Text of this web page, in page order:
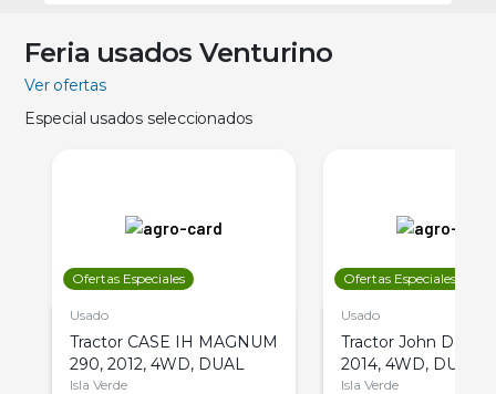
Feria usados Venturino
Ver ofertas
Especial usados seleccionados
Ofertas Especiales
Usado
Tractor CASE IH MAGNUM
290, 2012, 4WD, DUAL
Isla Verde
Ofertas Especiales
Usado
Tractor John Deere
2014, 4WD, DUAL
Isla Verde